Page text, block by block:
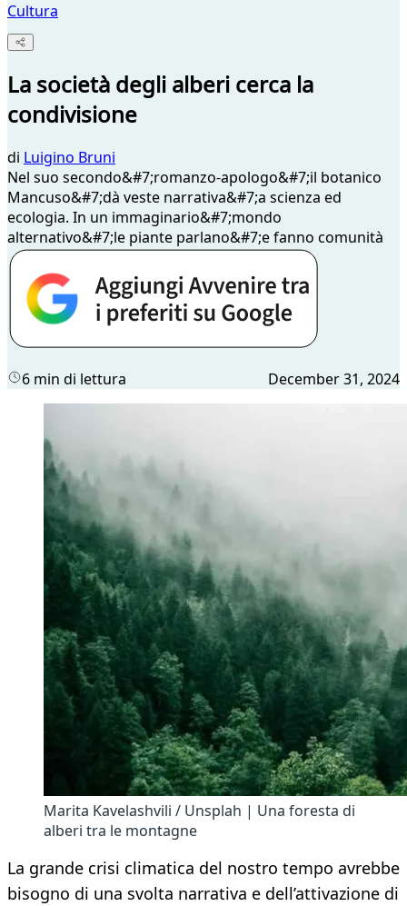
Cultura
La società degli alberi cerca la
condivisione
di Luigino Bruni
Nel suo secondo&#7;romanzo-apologo&#7;il botanico
Mancuso&#7;dà veste narrativa&#7;a scienza ed
ecologia. In un immaginario&#7;mondo
alternativo&#7;le piante parlano&#7;e fanno comunità
6 min di lettura December 31, 2024
Marita Kavelashvili / Unsplah | Una foresta di
alberi tra le montagne
La grande crisi climatica del nostro tempo avrebbe
bisogno di una svolta narrativa e dell’attivazione di